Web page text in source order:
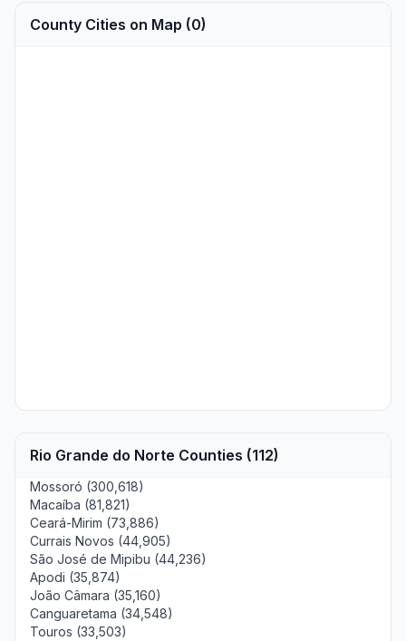
County Cities on Map (0)
Rio Grande do Norte Counties (112)
Mossoró (300,618)
Macaíba (81,821)
Ceará-Mirim (73,886)
Currais Novos (44,905)
São José de Mipibu (44,236)
Apodi (35,874)
João Câmara (35,160)
Canguaretama (34,548)
Touros (33,503)